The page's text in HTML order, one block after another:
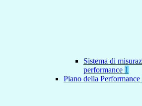
Sistema di
performance 1
Piano della Performance